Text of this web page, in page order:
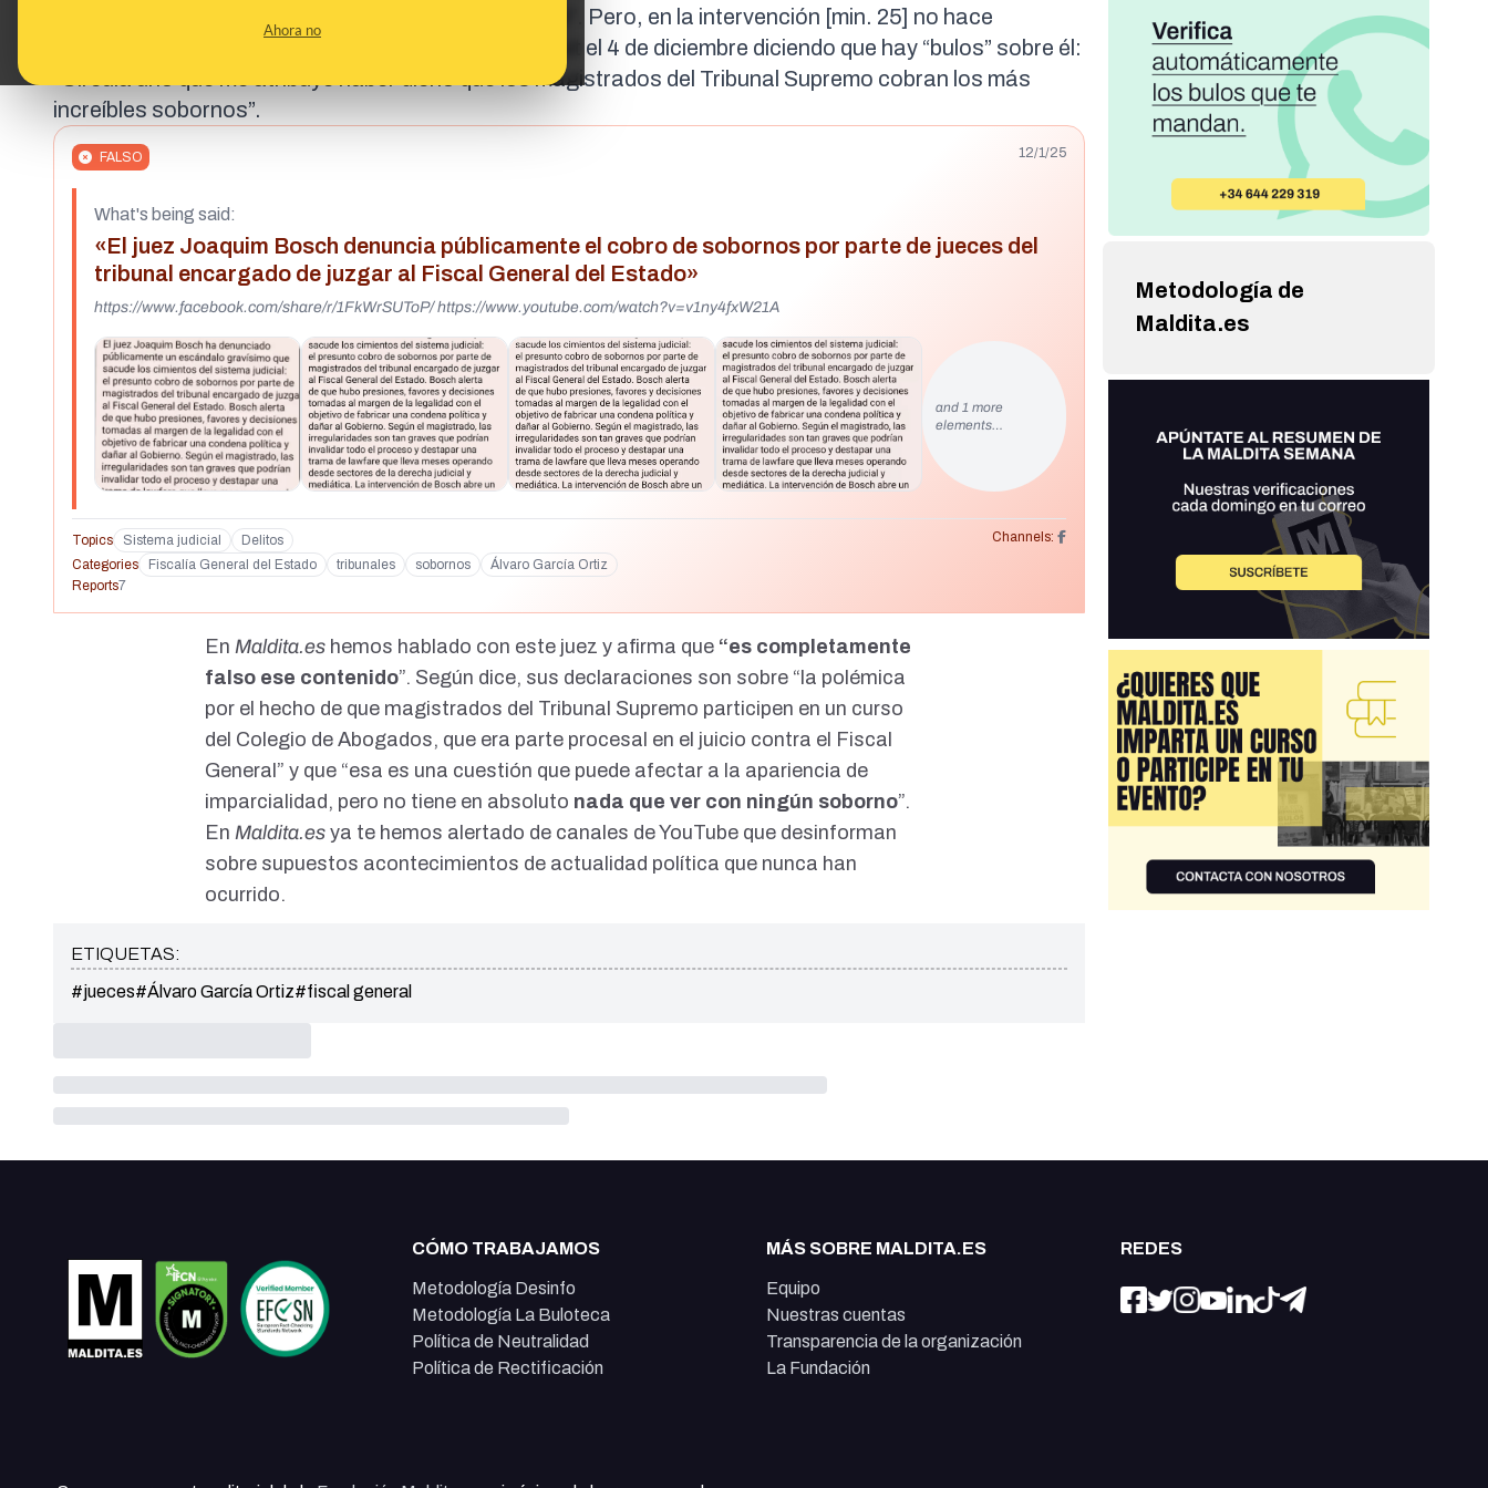
Ahora no
de jueces del tribunal para condenar al fiscal general”. Pero, en la intervención [min. 25] no hace
el 4 de diciembre diciendo que hay “bulos” sobre él:
“Circula uno que me atribuye haber dicho que los magistrados del Tribunal Supremo cobran los más
increíbles sobornos”.
FALSO 12/1/25
What's being said:
«El juez Joaquim Bosch denuncia públicamente el cobro de sobornos por parte de jueces del
tribunal encargado de juzgar al Fiscal General del Estado»
https://www.facebook.com/share/r/1FkWrSUToP/ https://www.youtube.com/watch?v=v1ny4fxW21A
and 1 more
elements…
Topics Sistema judicial Delitos
Channels:
Categories
Fiscalía General del Estado tribunales sobornos
Álvaro García Ortiz
Reports7
EnMaldita.es hemos hablado con este juez y afirma que “es completamente
falso ese contenido”. Según dice, sus declaraciones son sobre “la polémica
por el hecho de que magistrados del Tribunal Supremo participen en un curso
del Colegio de Abogados, que era parte procesal en el juicio contra el Fiscal
General” y que “esa es una cuestión que puede afectar a la apariencia de
imparcialidad, pero no tiene en absoluto nada que ver con ningún soborno”.
EnMaldita.es ya te hemos alertado de canales de YouTube que desinforman
sobre supuestos acontecimientos de actualidad política que nunca han
ocurrido.
ETIQUETAS:
#jueces#Álvaro García Ortiz#fiscal general
Metodología de
Maldita.es
CÓMO TRABAJAMOS
Metodología Desinfo
Metodología La Buloteca
Política de Neutralidad
Política de Rectificación
MÁS SOBRE MALDITA.ES
Equipo
Nuestras cuentas
Transparencia de la organización
La Fundación
REDES